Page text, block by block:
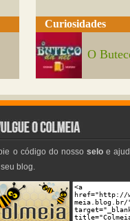
Curiosidades
O
o código do nossoselo e
blog.